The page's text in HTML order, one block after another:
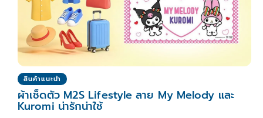
สินค้าแนะนำ
ผ้าเช็ดตัว M2S Lifestyle ลาย My Melody และ
Kuromi น่ารักน่าใช้